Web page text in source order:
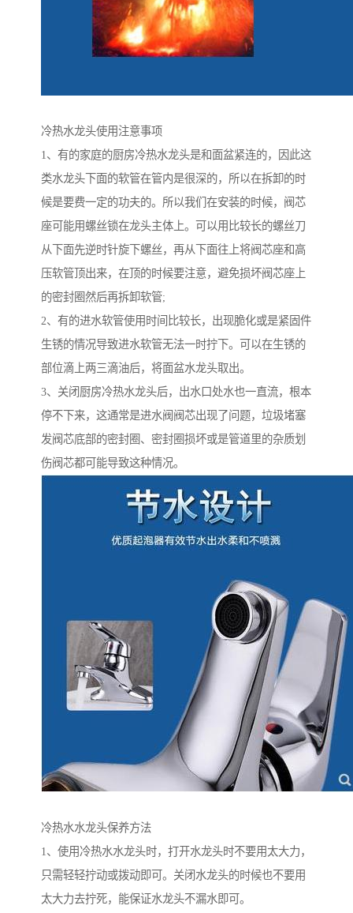
冷热水龙头使用注意事项
1、有的家庭的厨房冷热水龙头是和面盆紧连的，因此这
类水龙头下面的软管在管内是很深的，所以在拆卸的时
候是要费一定的功夫的。所以我们在安装的时候，阀芯
座可能用螺丝锁在龙头主体上。可以用比较长的螺丝刀
从下面先逆时针旋下螺丝，再从下面往上将阀芯座和高
压软管顶出来，在顶的时候要注意，避免损坏阀芯座上
的密封圈然后再拆卸软管;
2、有的进水软管使用时间比较长，出现脆化或是紧固件
生锈的情况导致进水软管无法一时拧下。可以在生锈的
部位滴上两三滴油后，将面盆水龙头取出。
3、关闭厨房冷热水龙头后，出水口处水也一直流，根本
停不下来，这通常是进水阀阀芯出现了问题，垃圾堵塞
发阀芯底部的密封圈、密封圈损坏或是管道里的杂质划
伤阀芯都可能导致这种情况。
冷热水水龙头保养方法
1、使用冷热水水龙头时，打开水龙头时不要用太大力，
只需轻轻拧动或拨动即可。关闭水龙头的时候也不要用
太大力去拧死，能保证水龙头不漏水即可。